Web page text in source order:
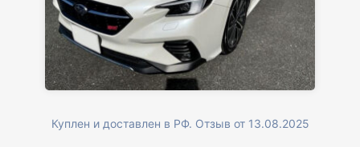
Куплен и доставлен в РФ. Отзыв от 13.08.2025